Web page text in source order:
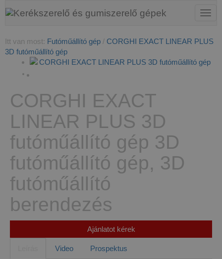
Itt van most: Futóműállító gép / CORGHI EXACT LINEAR PLUS
3D futóműállító gép
CORGHI EXACT
LINEAR PLUS 3D
futóműállító gép 3D
futóműállító gép, 3D
futóműállító
berendezés
Ajánlatot kérek
Video
Prospektus